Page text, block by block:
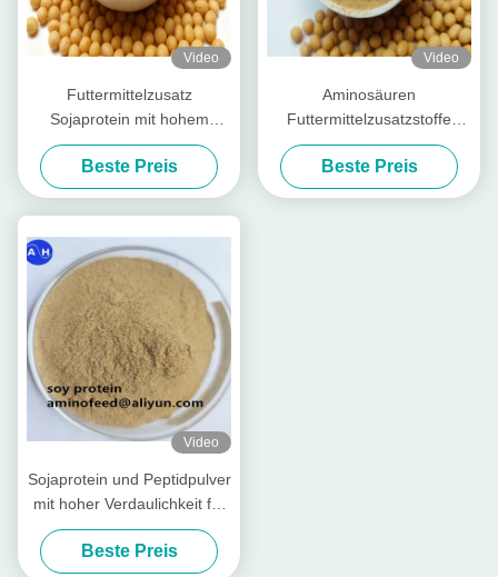
Video
Futtermittelzusatz
Sojaprotein mit hohem
Rohproteingehalt 50% und
säurelöslichem Protein für
Stück-Tierfutter und
Futtermittel für Nutztiere
Beste Preis
Video
Aminosäuren
Futtermittelzusatzstoffe
Rohprotein mit hoher
Pepsinverdaulichkeit zur
umfassenden Tierernährung
Beste Preis
Video
Sojaprotein und Peptidpulver
mit hoher Verdaulichkeit für
die Aquakultur und Tierfutter
Beste Preis